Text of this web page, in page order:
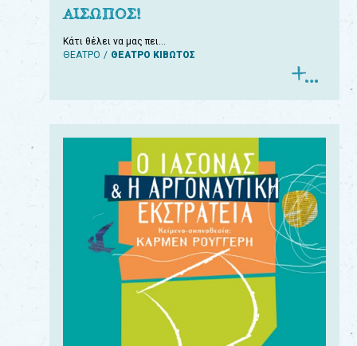
ΑΙΣΩΠΟΣ!
Κάτι θέλει να μας πει…
ΘΕΑΤΡΟ
ΘΕΑΤΡΟ ΚΙΒΩΤΟΣ